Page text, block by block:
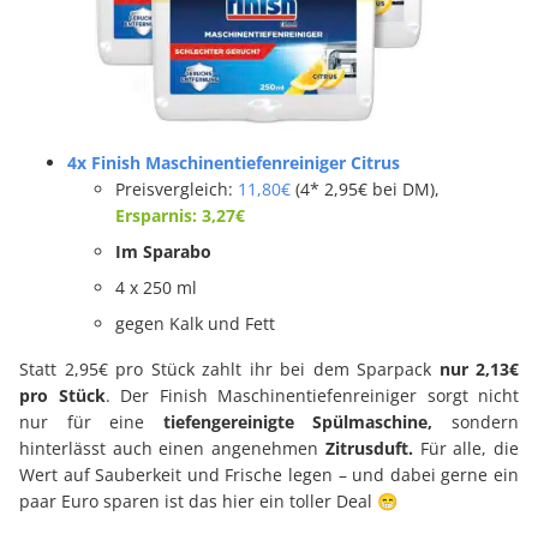
4x Finish Maschinentiefenreiniger Citrus
Preisvergleich: 11,80€ (4* 2,95€ bei DM),
Ersparnis: 3,27€
Im Sparabo
4 x 250 ml
gegen Kalk und Fett
Statt 2,95€ pro Stück zahlt ihr bei dem Sparpack nur 2,13€
pro Stück. Der Finish Maschinentiefenreiniger sorgt nicht
nur für eine tiefengereinigte Spülmaschine, sondern
hinterlässt auch einen angenehmen Zitrusduft. Für alle, die
Wert auf Sauberkeit und Frische legen – und dabei gerne ein
paar Euro sparen ist das hier ein toller Deal 😁